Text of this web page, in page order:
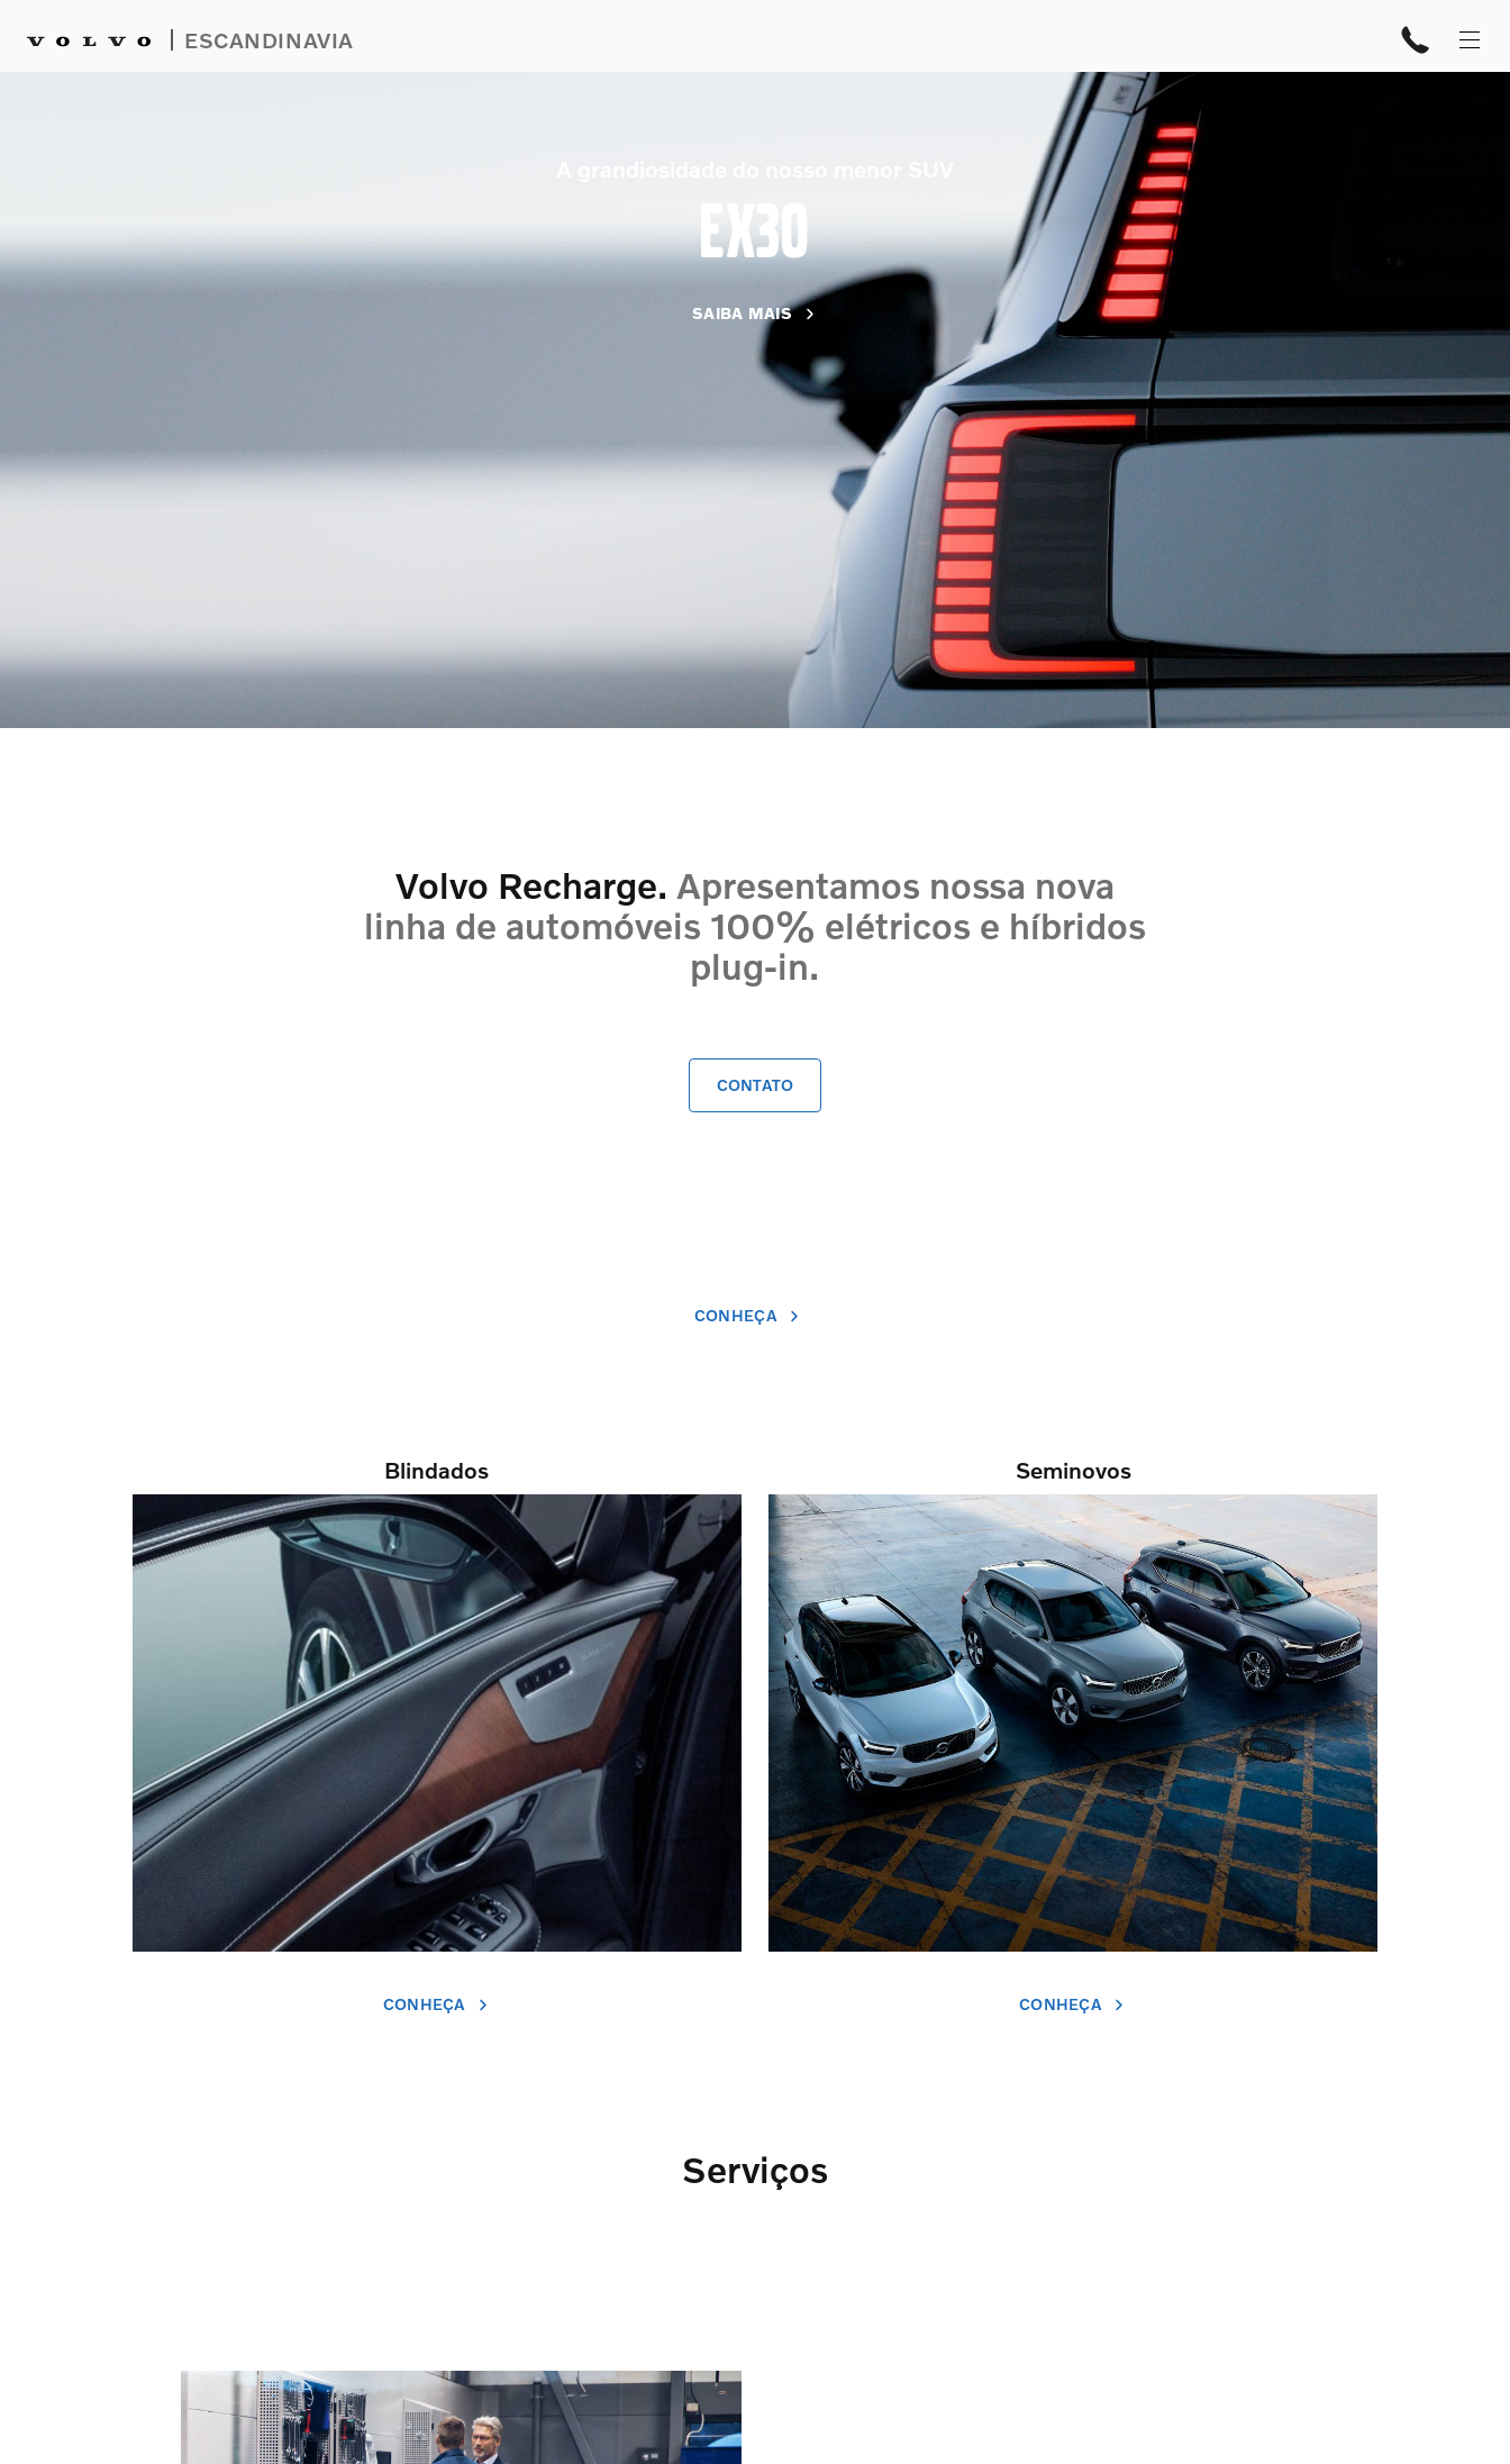
ESCANDINAVIA
EX30
SAIBA MAIS
Volvo Recharge. Apresentamos nossa nova
linha de automóveis 100% elétricos e híbridos
plug-in.
CONTATO
CONHEÇA
Blindados
CONHEÇA
Seminovos
CONHEÇA
Serviços